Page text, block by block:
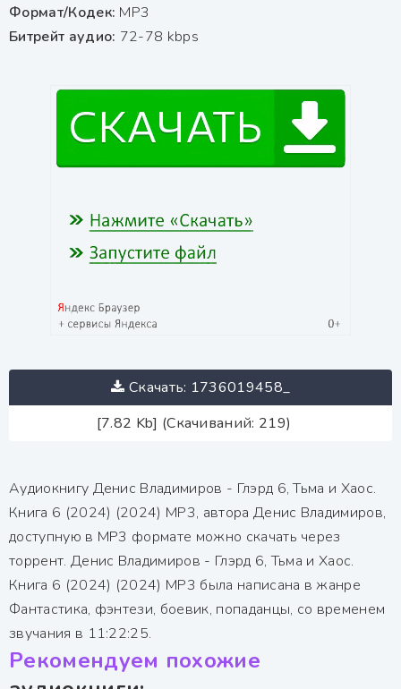
Формат/Кодек: МР3
Битрейт аудио: 72-78 kbps
Скачать: 1736019458_
[7.82 Kb] (Скачиваний: 219)
Аудиокнигу Денис Владимиров - Глэрд 6, Тьма и Хаос.
Книга 6 (2024) (2024) МР3, автора Денис Владимиров,
доступную в MP3 формате можно скачать через
торрент. Денис Владимиров - Глэрд 6, Тьма и Хаос.
Книга 6 (2024) (2024) МР3 была написана в жанре
Фантастика, фэнтези, боевик, попаданцы, со временем
звучания в 11:22:25.
Рекомендуем похожие